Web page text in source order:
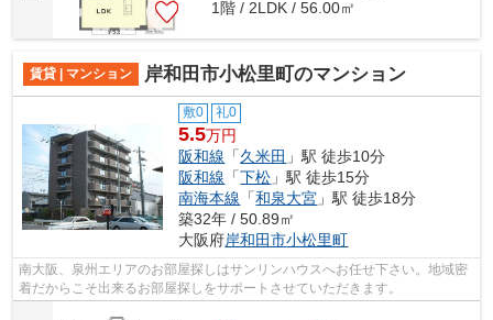
1階 / 2LDK / 56.00㎡
賃貸 | マンション 岸和田市小松里町のマンション
敷0 礼0
5.5万円
阪和線 「久米田 」駅 徒歩10分
阪和線 「下松 」駅 徒歩15分
南海本線 「和泉大宮 」駅 徒歩18分
築32年 / 50.89㎡
大阪府岸和田市小松里町
南大阪、泉州エリアのお部屋探しはサンリンハウスへお任せ下さい。地域密
着だからこそ出来るお部屋探しをサポートさせていただきます。